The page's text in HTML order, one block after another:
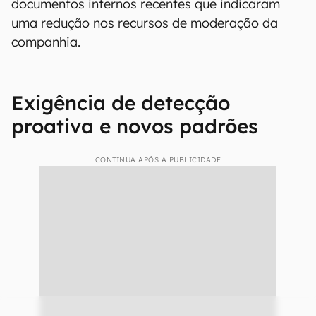
documentos internos recentes que indicaram
uma redução nos recursos de moderação da
companhia.
Exigência de detecção
proativa e novos padrões
CONTINUA APÓS A PUBLICIDADE